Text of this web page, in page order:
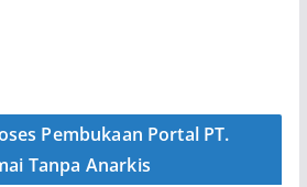
Pembukaan Portal PT.
Tanpa Anarkis